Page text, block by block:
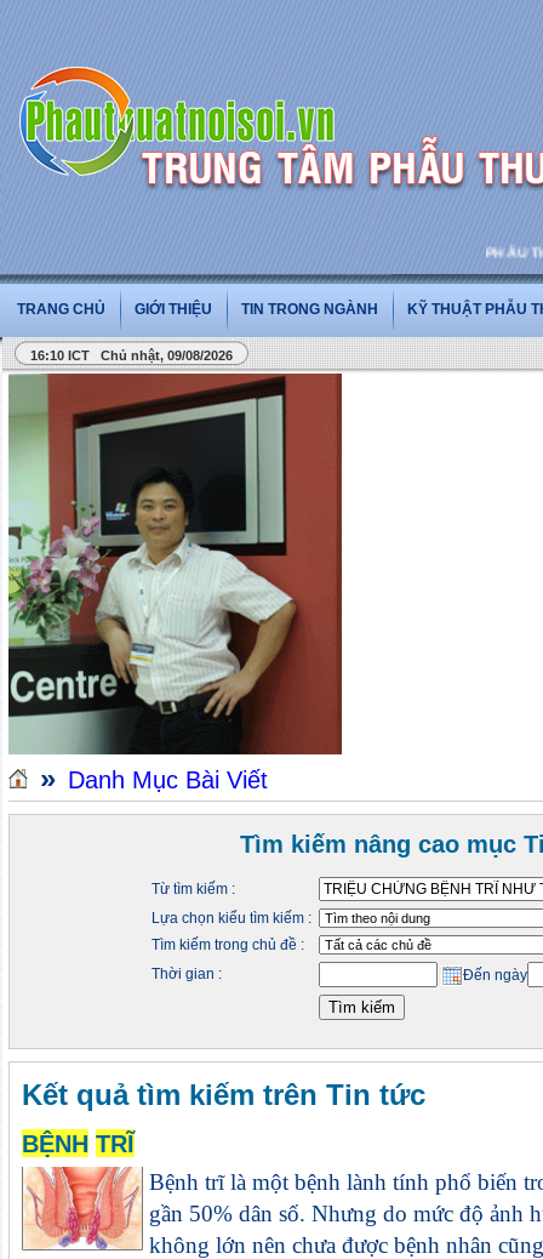
PHẪU
TRANG CHỦ GIỚI THIỆU TIN TRONG NGÀNH KỸ THUẬT PHẪU
16:10 ICT Chủ nhật, 09/08/2026
» Danh Mục Bài Viết
Tìm kiếm nâng cao mục
Từ tìm kiếm :
Lựa chọn kiểu tìm kiếm :
Tìm kiếm trong chủ đề :
Thời gian :
Đến ngày
Kết quả tìm kiếm trên Tin tức
BỆNH TRĨ
Bệnh trĩ là một bệnh lành tính phổ biến
gần 50% dân số. Nhưng do mức độ ảnh
không lớn nên chưa được bệnh nhân